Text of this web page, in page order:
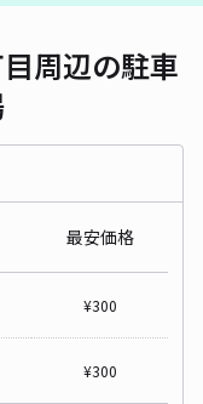
周辺の駐車
最安価格
¥300
¥300